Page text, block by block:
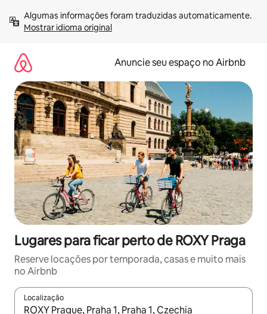
para
Mostrar idioma original
Anuncie seu espaço no Airbnb
Lugares para ficar perto de ROXY Praga
Reserve locações por temporada, casas e muito mais
no Airbnb
Localização
Quando os resultados estiverem disponíveis, explore-os